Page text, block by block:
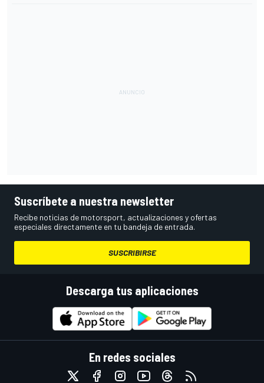
Suscríbete a nuestra newsletter
Recibe noticias de motorsport, actualizaciones y ofertas
especiales directamente en tu bandeja de entrada.
SUSCRIBIRSE
Descarga tus aplicaciones
En redes sociales